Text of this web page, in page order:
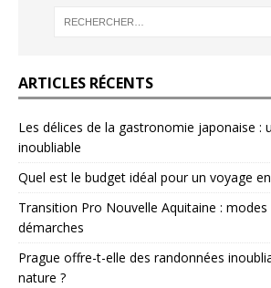
ARTICLES RÉCENTS
Les délices de la gastronomie japonaise :
inoubliable
Quel est le budget idéal pour un voyage
Transition Pro Nouvelle Aquitaine : modes
démarches
Prague offre-t-elle des randonnées
nature ?